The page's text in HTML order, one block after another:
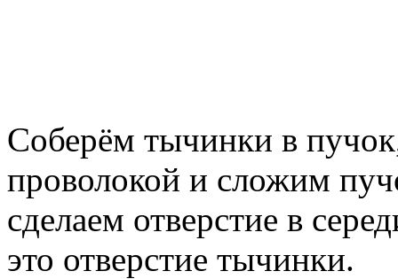
Соберём тычинки в
проволокой и сложим
сделаем отверстие в
это отверстие тычинки.